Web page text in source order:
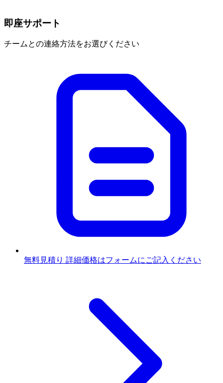
即座サポート
チームとの連絡方法をお選びください
無料見積り 詳細価格はフォームにご記入ください